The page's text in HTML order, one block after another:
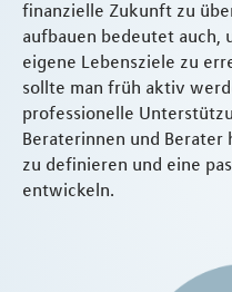
finanzielle Zukunft zu
aufbauen bedeutet auch,
eigene Lebensziele zu
sollte man früh aktiv
professionelle
Beraterinnen und
zu definieren und eine
entwickeln.